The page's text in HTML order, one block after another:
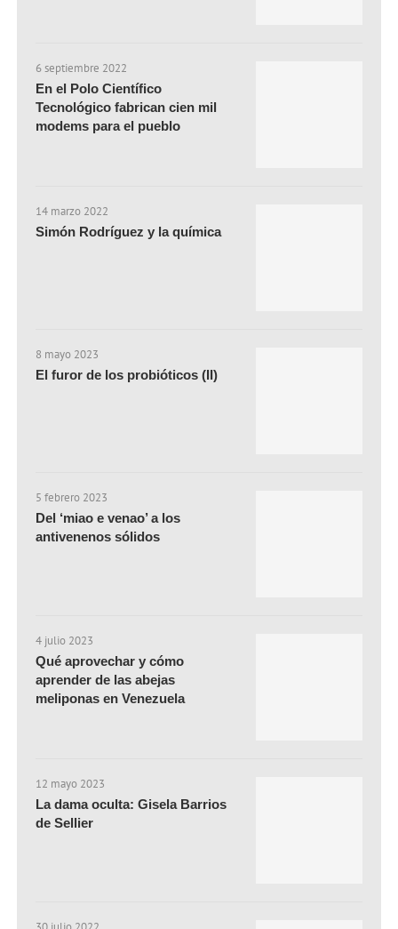
6 septiembre 2022
En el Polo Científico
Tecnológico fabrican cien mil
modems para el pueblo
14 marzo 2022
Simón Rodríguez y la química
8 mayo 2023
El furor de los probióticos (II)
5 febrero 2023
Del ‘miao e venao’ a los
antivenenos sólidos
4 julio 2023
Qué aprovechar y cómo
aprender de las abejas
meliponas en Venezuela
12 mayo 2023
La dama oculta: Gisela Barrios
de Sellier